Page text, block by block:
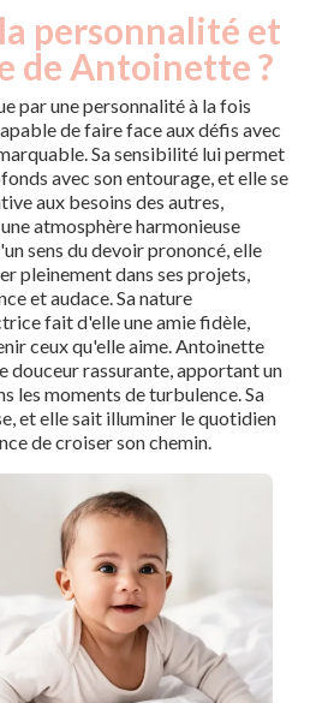
personnalité et
de Antoinette ?
par une personnalité à la fois
de faire face aux défis avec
Sa sensibilité lui permet
avec son entourage, et elle se
aux besoins des autres,
atmosphère harmonieuse
sens du devoir prononcé, elle
pleinement dans ses projets,
et audace. Sa nature
fait d'elle une amie fidèle,
ceux qu'elle aime. Antoinette
douceur rassurante, apportant un
les moments de turbulence. Sa
et elle sait illuminer le quotidien
de croiser son chemin.